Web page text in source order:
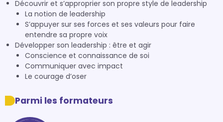
Découvrir et s’approprier son propre style de leadership
La notion de leadership
S’appuyer sur ses forces et ses valeurs pour faire
entendre sa propre voix
Développer son leadership : être et agir
Conscience et connaissance de soi
Communiquer avec impact
Le courage d’oser
Parmi les formateurs